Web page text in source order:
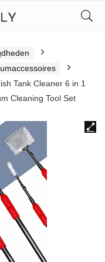
Tank Cleaner 6 in 1
Cleaning Tool Set